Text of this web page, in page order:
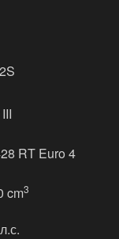
RT Euro 4
cm3